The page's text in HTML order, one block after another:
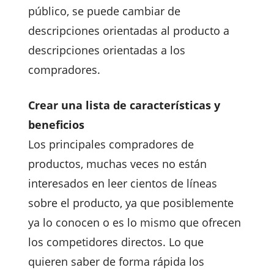
público, se puede cambiar de
descripciones orientadas al producto a
descripciones orientadas a los
compradores.
Crear una lista de características y
beneficios
Los principales compradores de
productos, muchas veces no están
interesados en leer cientos de líneas
sobre el producto, ya que posiblemente
ya lo conocen o es lo mismo que ofrecen
los competidores directos. Lo que
quieren saber de forma rápida los